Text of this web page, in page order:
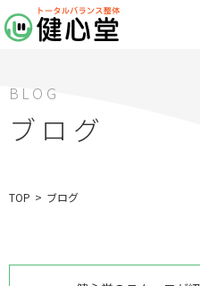
BLOG
ブログ
TOP > ブログ